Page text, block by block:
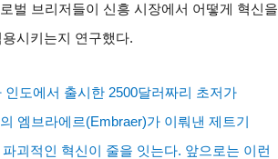
벌 브리저들이 신흥 시장에서 어떻게 혁신을
시키는지 연구했다.
인도에서 출시한 2500달러짜리 초저가
엠브라에르(Embraer)가 이뤄낸 제트기
괴적인 혁신이 줄을 잇는다. 앞으로는 이런